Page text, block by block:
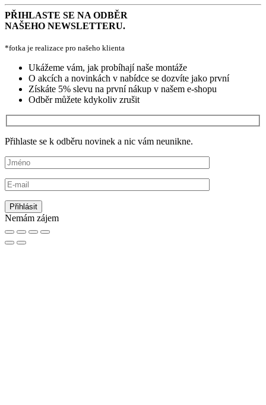
PŘIHLASTE SE NA ODBĚR
NAŠEHO NEWSLETTERU.
*fotka je realizace pro našeho klienta
Ukážeme vám, jak probíhají naše montáže
O akcích a novinkách v nabídce se dozvíte jako první
Získáte 5% slevu na první nákup v našem e-shopu
Odběr můžete kdykoliv zrušit
Přihlaste se k odběru novinek a nic vám neunikne.
Nemám zájem